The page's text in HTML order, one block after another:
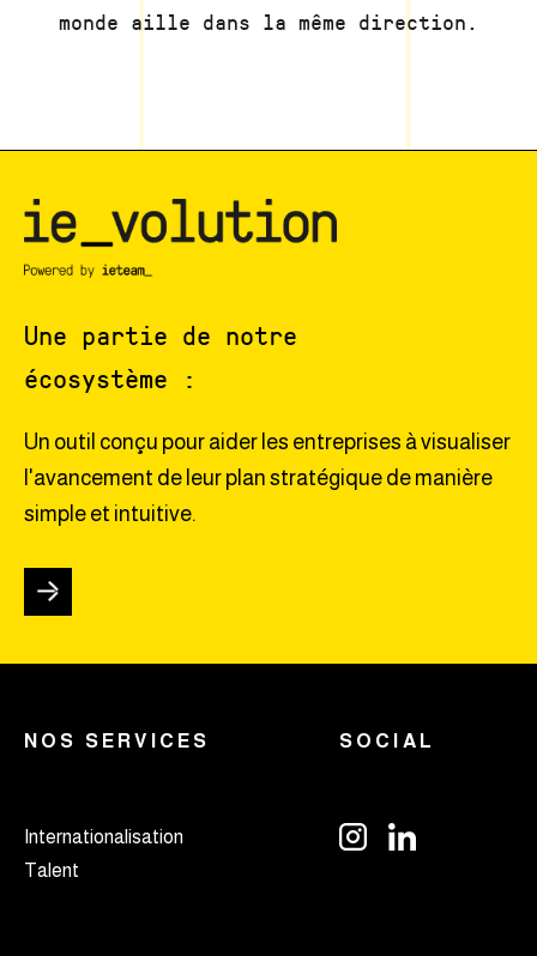
monde aille dans la même direction.
Une partie de notre
écosystème :
Un outil conçu pour aider les entreprises à visualiser
l'avancement de leur plan stratégique de manière
simple et intuitive.
NOS SERVICES
Internationalisation
Talent
SOCIAL